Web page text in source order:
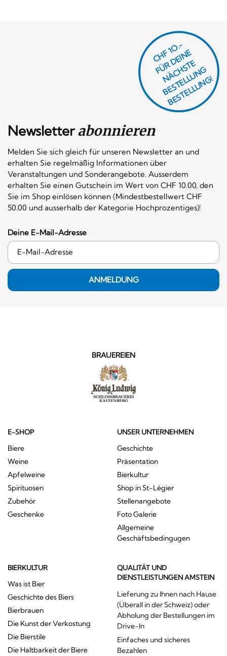
Newsletterabonnieren
Melden Sie sich gleich für unseren Newsletter an und
erhalten Sie regelmäßig Informationen über
Veranstaltungen und Sonderangebote. Ausserdem
erhalten Sie einen Gutschein im Wert von CHF 10.00, den
Sie im Shop einlösen können (Mindestbestellwert CHF
50.00 und ausserhalb der Kategorie Hochprozentiges)!
CHF 1O.-
F
Ü
R
D
EI
N
E
N
Ä
C
H
S
T
E
B
E
S
T
E
L
L
U
N
G
B
E
S
T
E
L
L
U
N
G!
Deine E-Mail-Adresse
ANMELDUNG
BRAUEREIEN
E-SHOP
Biere
Weine
Apfelweine
Spirituosen
Zubehör
Geschenke
UNSER UNTERNEHMEN
Geschichte
Präsentation
Bierkultur
Shop in St-Légier
Stellenangebote
Foto Galerie
Allgemeine
Geschäftsbedingugen
BIERKULTUR
Was ist Bier
Geschichte des Biers
Bierbrauen
Die Kunst der Verkostung
Die Bierstile
Die Haltbarkeit der Biere
QUALITÄT UND
DIENSTLEISTUNGEN AMSTEIN
Lieferung zu Ihnen nach Hause
(Überall in der Schweiz) oder
Abholung der Bestellungen im
Drive-In
Einfaches und sicheres
Bezahlen